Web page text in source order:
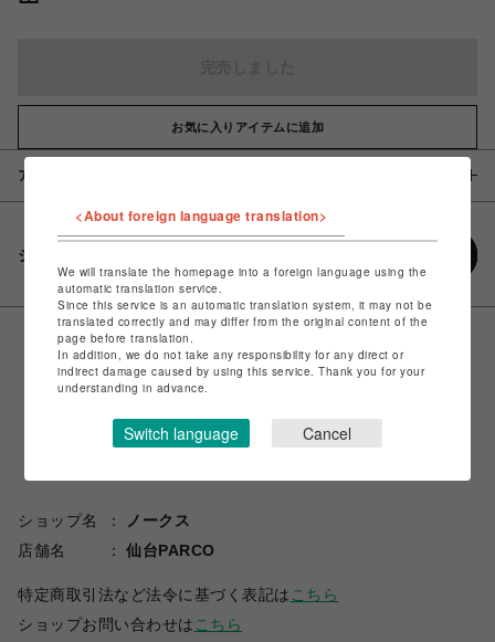
お気に入りアイテムに追加
アイテム説明 / 素材
シェアする
ショップ名
ノークス
店舗名
仙台PARCO
特定商取引法など法令に基づく表記は こちら
ショップお問い合わせは こちら
<About foreign language translation>
We will translate the homepage into a foreign language using the
automatic translation service.
Since this service is an automatic translation system, it may not be
translated correctly and may differ from the original content of the
page before translation.
In addition, we do not take any responsibility for any direct or
indirect damage caused by using this service. Thank you for your
understanding in advance.
Switch language Cancel